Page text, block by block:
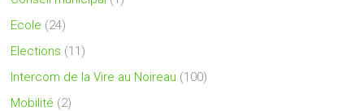
Ecole (24)
Elections (11)
Intercom de la Vire au Noireau (100)
Mobilité (2)